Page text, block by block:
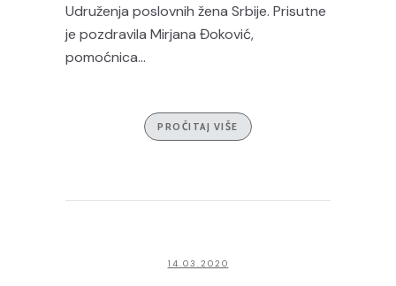
Udruženja poslovnih žena Srbije. Prisutne
je pozdravila Mirjana Đoković,
pomoćnica...
PROČITAJ VIŠE
14.03.2020